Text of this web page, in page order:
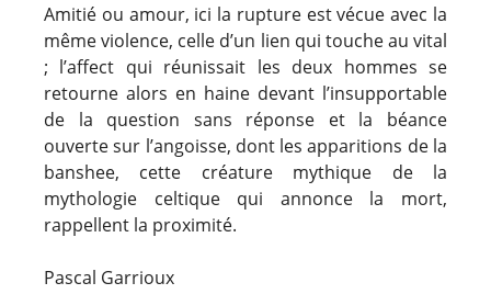
Amitié ou amour, ici la rupture est vécue avec la
même violence, celle d’un lien qui touche au vital
; l’affect qui réunissait les deux hommes se
retourne alors en haine devant l’insupportable
de la question sans réponse et la béance
ouverte sur l’angoisse, dont les apparitions de la
banshee, cette créature mythique de la
mythologie celtique qui annonce la mort,
rappellent la proximité.
Pascal Garrioux